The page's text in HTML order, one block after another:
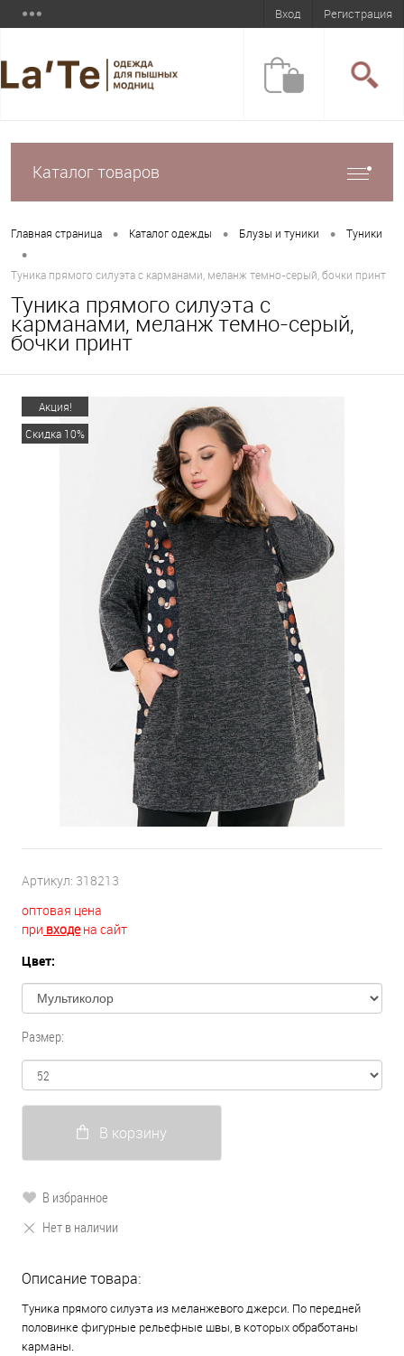
Вход Регистрация
Каталог товаров
Главная страница • Каталог одежды • Блузы и туники • Туники
•
Туника прямого силуэта с карманами, меланж темно-серый, бочки принт
Туника прямого силуэта с
карманами, меланж темно-серый,
бочки принт
Акция!
Скидка 10%
Артикул: 318213
оптовая цена
при входена сайт
Цвет:
Размер:
В корзину
В избранное
Нет в наличии
Описание товара:
Туника прямого силуэта из меланжевого джерси. По передней
половинке фигурные рельефные швы, в которых обработаны
карманы.